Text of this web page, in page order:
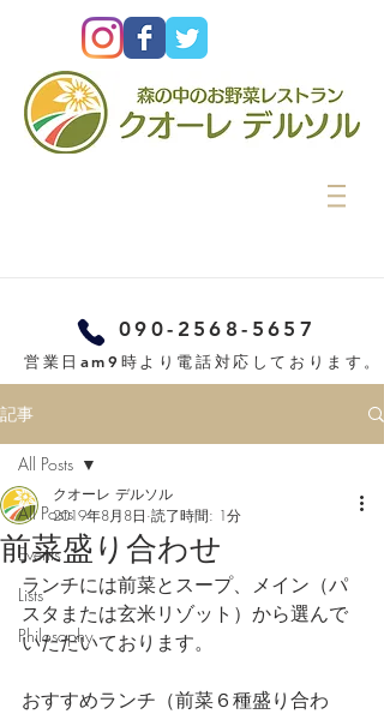
090-2568-5657
営業日am9時より電話対応しております。
記事
All Posts
Events
Lists
Philosophy
All Posts
前菜盛り合わせ
クオーレ デルソル
2019年8月8日 読了時間: 1分
ランチには前菜とスープ、メイン（パ
スタまたは玄米リゾット）から選んで
いただいております。
おすすめランチ（前菜６種盛り合わ